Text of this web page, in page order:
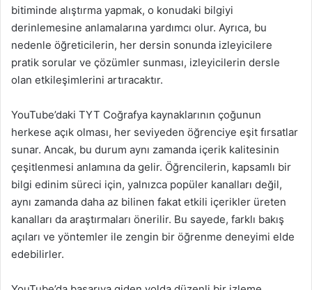
bitiminde alıştırma yapmak, o konudaki bilgiyi
derinlemesine anlamalarına yardımcı olur. Ayrıca, bu
nedenle öğreticilerin, her dersin sonunda izleyicilere
pratik sorular ve çözümler sunması, izleyicilerin dersle
olan etkileşimlerini artıracaktır.
YouTube’daki TYT Coğrafya kaynaklarının çoğunun
herkese açık olması, her seviyeden öğrenciye eşit fırsatlar
sunar. Ancak, bu durum aynı zamanda içerik kalitesinin
çeşitlenmesi anlamına da gelir. Öğrencilerin, kapsamlı bir
bilgi edinim süreci için, yalnızca popüler kanalları değil,
aynı zamanda daha az bilinen fakat etkili içerikler üreten
kanalları da araştırmaları önerilir. Bu sayede, farklı bakış
açıları ve yöntemler ile zengin bir öğrenme deneyimi elde
edebilirler.